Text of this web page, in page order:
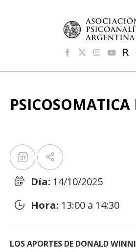
PSICOSOMATICA
Día: 14/10/2025
Hora: 13:00 a 14:30
LOS APORTES DE DONALD